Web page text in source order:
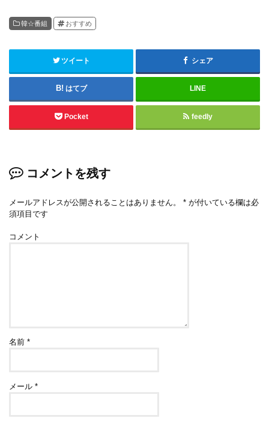
韓☆番組 おすすめ
ツイート シェア
はてブ LINE
Pocket feedly
コメントを残す
メールアドレスが公開されることはありません。 * が付いている欄は必
須項目です
コメント
名前*
メール*